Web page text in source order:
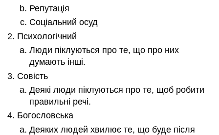
Репутація
Соціальний осуд
Психологічний
Люди піклуються про те, що про них
думають інші.
Совість
Деякі люди піклуються про те, щоб робити
правильні речі.
Богословська
Деяких людей хвилює те, що буде після